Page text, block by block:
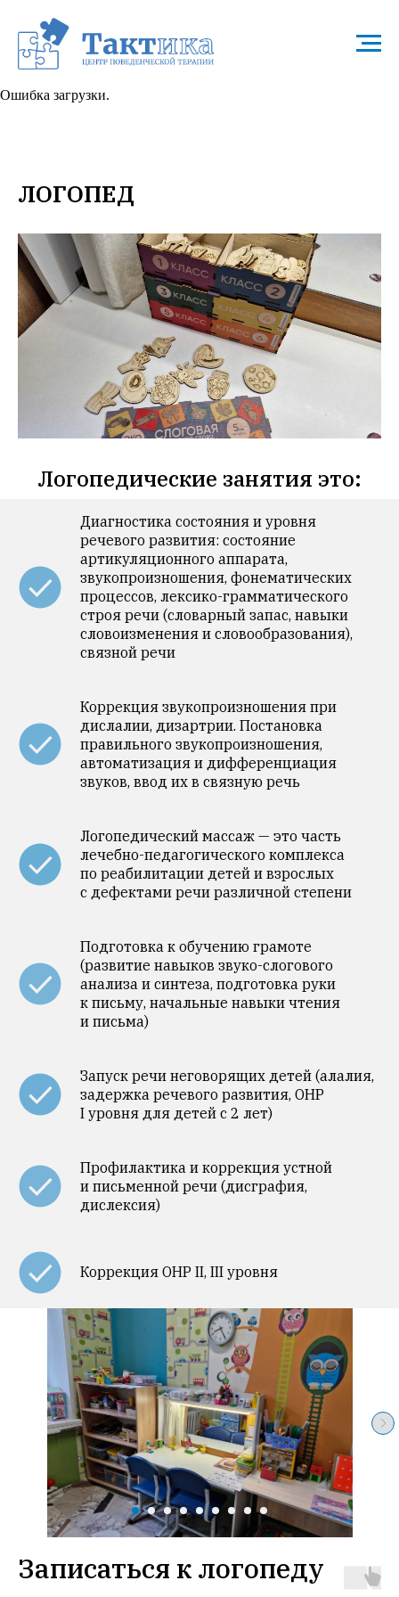
Ошибка загрузки.
ЛОГОПЕД
Логопедические занятия это:
Диагностика состояния и уровня
речевого развития: состояние
артикуляционного аппарата,
звукопроизношения, фонематических
процессов, лексико-грамматического
строя речи (словарный запас, навыки
словоизменения и словообразования),
связной речи
Коррекция звукопроизношения при
дислалии, дизартрии. Постановка
правильного звукопроизношения,
автоматизация и дифференциация
звуков, ввод их в связную речь
Логопедический массаж — это часть
лечебно-педагогического комплекса
по реабилитации детей и взрослых
с дефектами речи различной степени
Подготовка к обучению грамоте
(развитие навыков звуко-слогового
анализа и синтеза, подготовка руки
к письму, начальные навыки чтения
и письма)
Запуск речи неговорящих детей (алалия,
задержка речевого развития, ОНР
I уровня для детей с 2 лет)
Профилактика и коррекция устной
и письменной речи (дисграфия,
дислексия)
Коррекция ОНР II, III уровня
Записаться к логопеду